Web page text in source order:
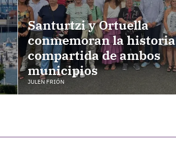
Santurtzi y Ortuella
conmemoran la historia
compartida de ambos
municipios
JULEN FRIÓN